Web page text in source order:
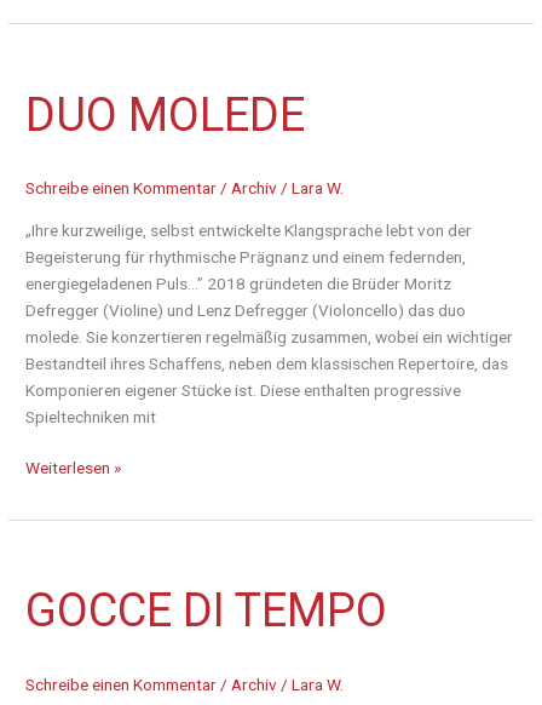
DUO MOLEDE
Schreibe einen Kommentar/Archiv/Lara W.
„Ihre kurzweilige, selbst entwickelte Klangsprache lebt von der
Begeisterung für rhythmische Prägnanz und einem federnden,
energiegeladenen Puls…” 2018 gründeten die Brüder Moritz
Defregger (Violine) und Lenz Defregger (Violoncello) das duo
molede. Sie konzertieren regelmäßig zusammen, wobei ein wichtiger
Bestandteil ihres Schaffens, neben dem klassischen Repertoire, das
Komponieren eigener Stücke ist. Diese enthalten progressive
Spieltechniken mit
duo
molede
Weiterlesen »
GOCCE DI TEMPO
Schreibe einen Kommentar / Archiv /Lara W.
Gocce
di